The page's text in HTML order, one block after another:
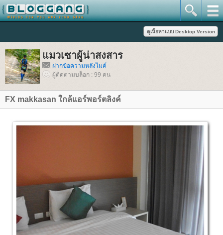
มวเซาผู้น่าสงสาร
ฝากข้อความหลังไมค์
ผู้ติดตามบล็อก : 99 คน
FX makkasan ใกล้แอร์พอร์ตลิงค์